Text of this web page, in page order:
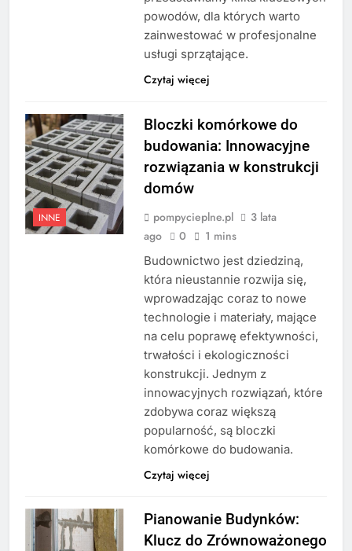
powodów, dla których warto
zainwestować w profesjonalne
usługi sprzątające.
Czytaj więcej
INNE
Bloczki komórkowe do
budowania: Innowacyjne
rozwiązania w konstrukcji
domów
pompycieplne.pl
3 lata
ago
0 1 mins
Budownictwo jest dziedziną,
która nieustannie rozwija się,
wprowadzając coraz to nowe
technologie i materiały, mające
na celu poprawę efektywności,
trwałości i ekologiczności
konstrukcji. Jednym z
innowacyjnych rozwiązań, które
zdobywa coraz większą
popularność, są bloczki
komórkowe do budowania.
Czytaj więcej
Pianowanie Budynków:
Klucz do Zrównoważonego